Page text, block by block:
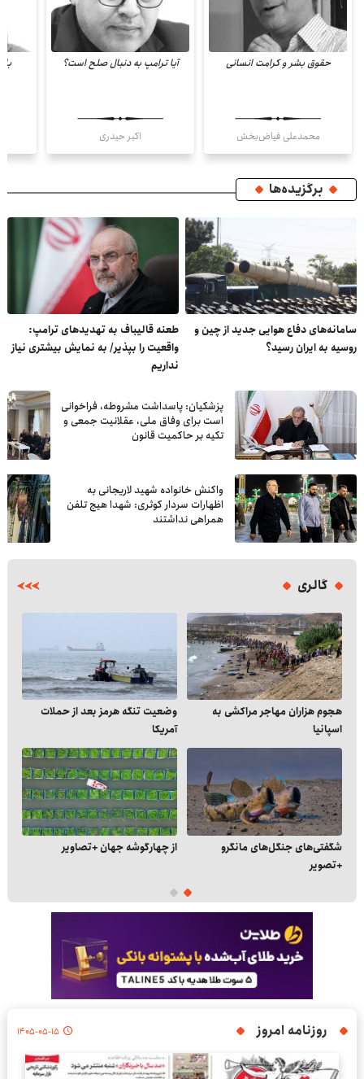
حقوق بشر و کرامت انسانی
محمدعلی فیاض‌بخش
آیا ترامپ به دنبال صلح است؟
اکبر حیدری
برگزیده‌ها
سامانه‌های دفاع هوایی جدید از چین و
روسیه به ایران رسید؟
طعنه قالیباف به تهدیدهای ترامپ:
واقعیت را بپذیر/ به نمایش بیشتری نیاز
نداریم
پزشکیان: پاسداشت مشروطه، فراخوانی
است برای وفاق ملی، عقلانیت جمعی و
تکیه بر حاکمیت قانون
واکنش خانواده شهید لاریجانی به
اظهارات سردار کوثری: شهدا هیچ تلفن
همراهی نداشتند
گالری
هجوم هزاران مهاجر مراکشی به
اسپانیا
وضعیت تنگه هرمز بعد از حملات
آمریکا
شگفتی‌های جنگل‌های مانگرو
+تصویر
از چهارگوشه جهان +تصاویر
روزنامه امروز ۱۴۰۵-۰۵-۱۵